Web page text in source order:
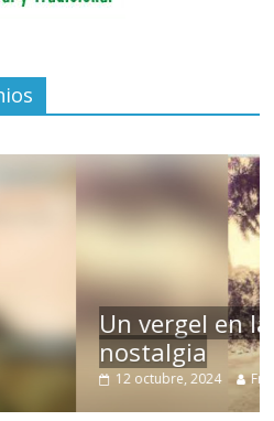
nieblas de la
G. Navarro 0